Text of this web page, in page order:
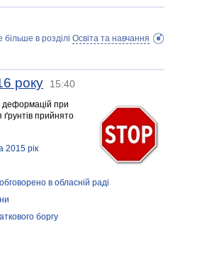
більше в розділі Освіта та навчання
року 15:40
деформацій при
прийнято
2015 рік
в обласній раді
боргу